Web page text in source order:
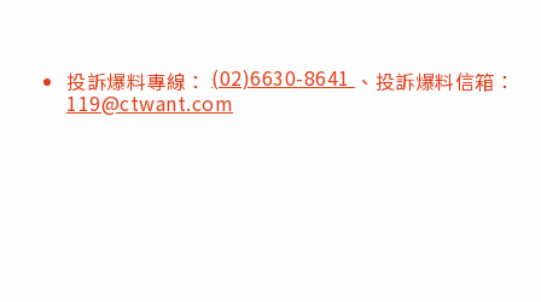
投訴爆料專線： (02)6630-8641 、投訴爆料信箱：
119@ctwant.com